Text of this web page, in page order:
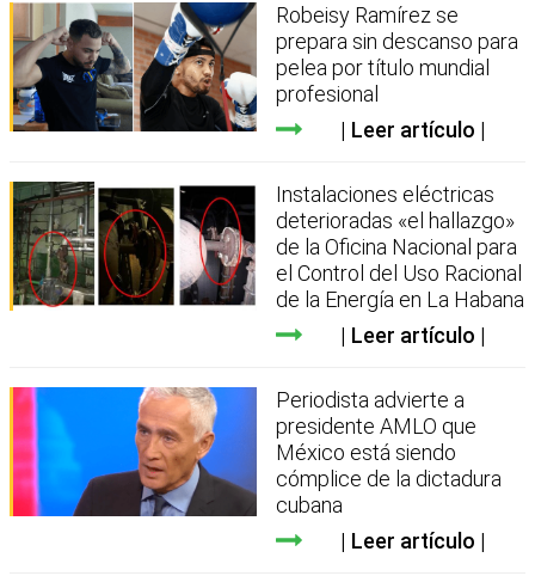
Robeisy Ramírez se
prepara sin descanso para
pelea por título mundial
profesional
Leer artículo
Instalaciones eléctricas
deterioradas «el hallazgo»
de la Oficina Nacional para
el Control del Uso Racional
de la Energía en La Habana
Leer artículo
Periodista advierte a
presidente AMLO que
México está siendo
cómplice de la dictadura
cubana
Leer artículo